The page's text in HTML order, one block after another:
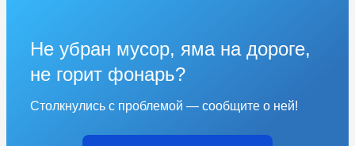
Не убран мусор, яма на дороге,
не горит фонарь?
Столкнулись с проблемой — сообщите о ней!